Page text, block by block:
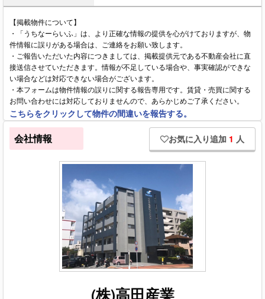
【掲載物件について】
・「うちなーらいふ」は、より正確な情報の提供を心がけておりますが、物
件情報に誤りがある場合は、ご連絡をお願い致します。
・ご報告いただいた内容につきましては、掲載提供元である不動産会社に直
接送信させていただきます。情報が不足している場合や、事実確認ができな
い場合などは対応できない場合がございます。
・本フォームは物件情報の誤りに関する報告専用です。賃貸・売買に関する
お問い合わせには対応しておりませんので、あらかじめご了承ください。
こちらをクリックして物件の間違いを報告する。
会社情報 お気に入り追加 1 人
(株)高田産業